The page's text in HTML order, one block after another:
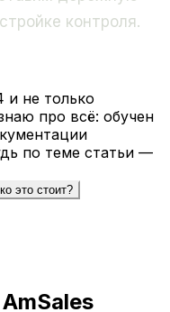
контроля.
и не только
про всё: обучен
по теме статьи —
это стоит?